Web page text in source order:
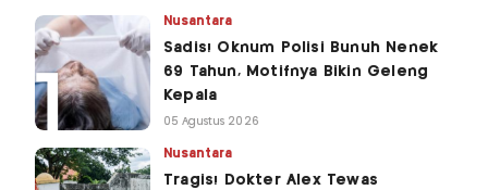
Nusantara
Sadis! Oknum Polisi Bunuh Nenek
69 Tahun, Motifnya Bikin Geleng
Kepala
05 Agustus 2026
Nusantara
Tragis! Dokter Alex Tewas